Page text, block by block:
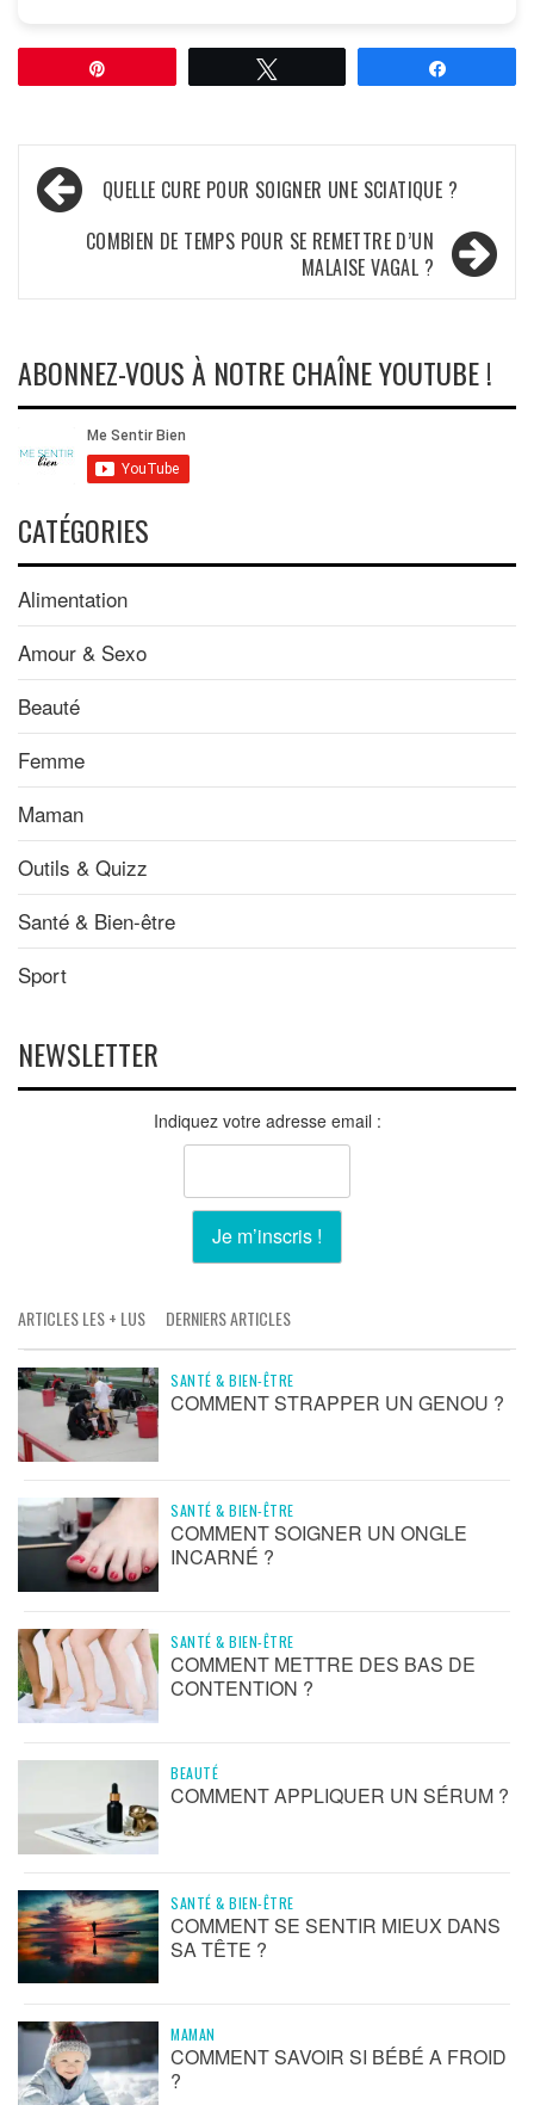
Navigation
de
l’article
QUELLE CURE POUR SOIGNER UNE SCIATIQUE ?
COMBIEN DE TEMPS POUR SE REMETTRE D’UN
MALAISE VAGAL ?
ABONNEZ-VOUS À NOTRE CHAÎNE YOUTUBE !
CATÉGORIES
Alimentation
Amour & Sexo
Beauté
Femme
Maman
Outils & Quizz
Santé & Bien-être
Sport
NEWSLETTER
Indiquez votre adresse email :
ARTICLES LES + LUS DERNIERS ARTICLES
SANTÉ & BIEN-ÊTRE
COMMENT STRAPPER UN GENOU ?
SANTÉ & BIEN-ÊTRE
COMMENT SOIGNER UN ONGLE
INCARNÉ ?
SANTÉ & BIEN-ÊTRE
COMMENT METTRE DES BAS DE
CONTENTION ?
BEAUTÉ
COMMENT APPLIQUER UN SÉRUM ?
SANTÉ & BIEN-ÊTRE
COMMENT SE SENTIR MIEUX DANS
SA TÊTE ?
MAMAN
COMMENT SAVOIR SI BÉBÉ A FROID
?